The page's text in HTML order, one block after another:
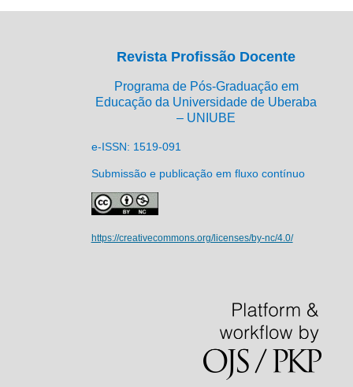
Revista Profissão Docente
Programa de Pós-Graduação em
Educação da Universidade de Uberaba
– UNIUBE
e-ISSN: 1519-091
Submissão e publicação em fluxo contínuo
https://creativecommons.org/licenses/by-nc/4.0/